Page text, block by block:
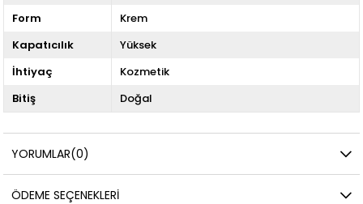
Form
Krem
Kapatıcılık
Yüksek
İhtiyaç
Kozmetik
Bitiş
Doğal
YORUMLAR(0)
ÖDEME SEÇENEKLERI